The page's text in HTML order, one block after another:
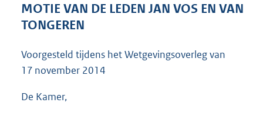
b
MOTIE VAN DE LEDEN JAN VOS EN VAN
TONGEREN
Voorgesteld tijdens het Wetgevingsoverleg van
17 november 2014
De Kamer,